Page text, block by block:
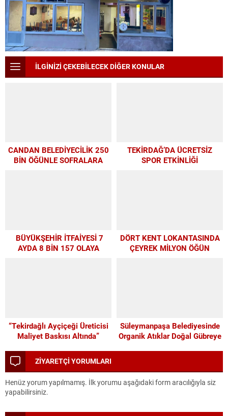
İLGİNİZİ ÇEKEBİLECEK DİĞER KONULAR
CANDAN BELEDİYECİLİK 250
BİN ÖĞÜNLE SOFRALARA
TEKİRDAĞ’DA ÜCRETSİZ
SPOR ETKİNLİĞİ
BÜYÜKŞEHİR İTFAİYESİ 7
AYDA 8 BİN 157 OLAYA
DÖRT KENT LOKANTASINDA
ÇEYREK MİLYON ÖĞÜN
“Tekirdağlı Ayçiçeği Üreticisi
Maliyet Baskısı Altında”
Süleymanpaşa Belediyesinde
Organik Atıklar Doğal Gübreye
ZİYARETÇİ YORUMLARI
Henüz yorum yapılmamış. İlk yorumu aşağıdaki form aracılığıyla siz
yapabilirsiniz.